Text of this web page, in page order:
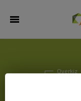
MENU
Overkiz